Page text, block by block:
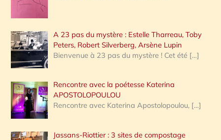
A 23 pas du mystère : Estelle Tharreau, Toby
Peters, Robert Silverberg, Arsène Lupin
Bienvenue à 23 pas du mystère ! Cet été […]
Rencontre avec la poétesse Katerina
APOSTOLOPOULOU
Rencontre avec Katerina Apostolopoulou, […]
Jassans-Riottier : 3 sites de compostage